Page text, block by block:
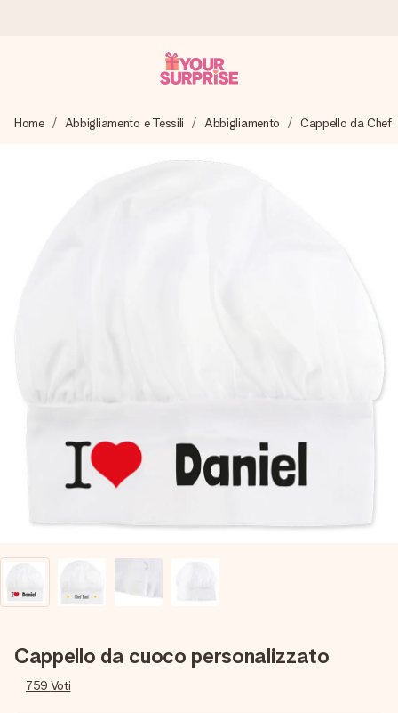
Prepariamo il tuo regalo con attenzione e lo spediamo in un
una tua foto o un messaggio che tocchi il cuore. Nessuna
Home Abbigliamento e Tessili Abbigliamento Cappello da Chef
Cappello da cuoco personalizzato
759 Voti